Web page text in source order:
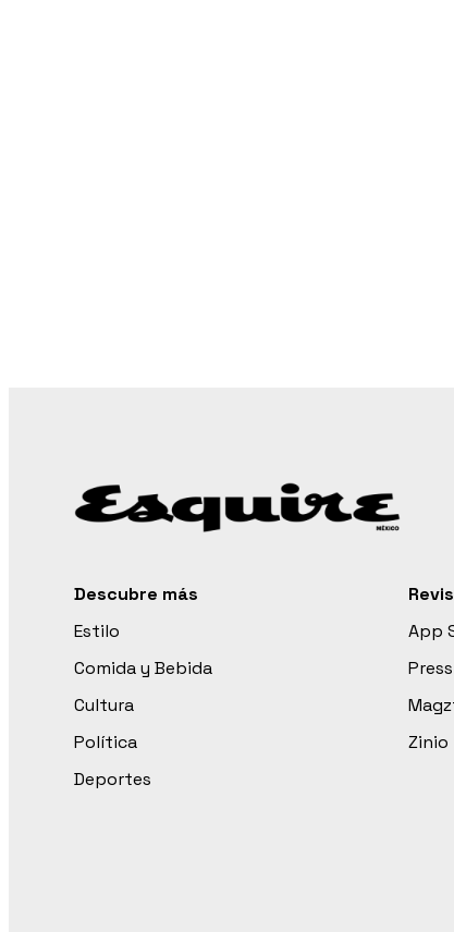
Descubre más
Estilo
Comida y Bebida
Cultura
Política
Deportes
App
Zinio